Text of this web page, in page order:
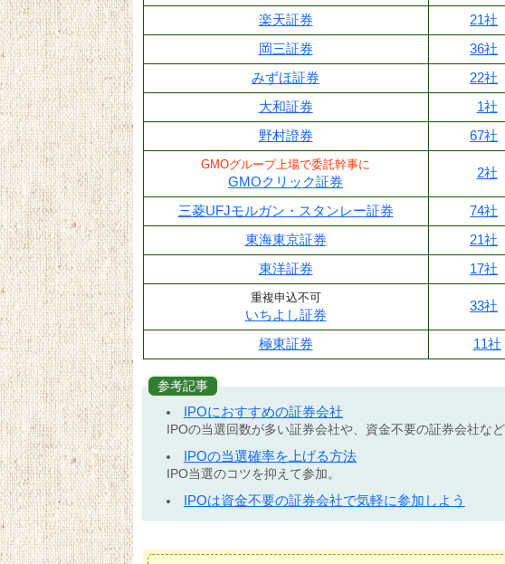
楽天証券 21社
岡三証券
36社
みずほ証券
22社
大和証券
1社
野村證券
67社
GMOグループ上場で委託幹事に
GMOクリック証券
2社
三菱UFJモルガン・スタンレー証券 74社
東海東京証券
21社
東洋証券
17社
重複申込不可
いちよし証券
33社
極東証券 11社
参考記事
IPOにおすすめの証券会社
IPOの当選回数が多い証券会社や、資金不要の証券会社など
IPOの当選確率を上げる方法
IPO当選のコツを抑えて参加。
IPOは資金不要の証券会社で気軽に参加しよう